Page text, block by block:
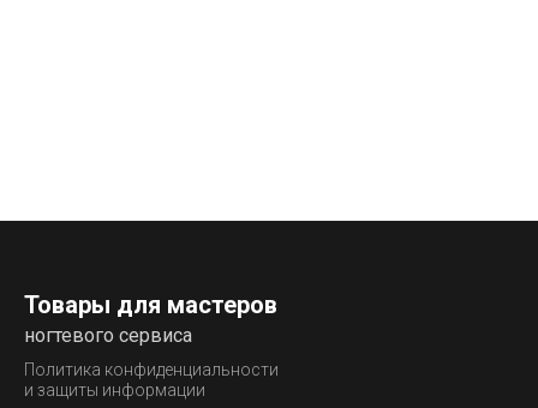
Товары для мастеров
ногтевого сервиса
Политика конфиденциальности
и защиты информации